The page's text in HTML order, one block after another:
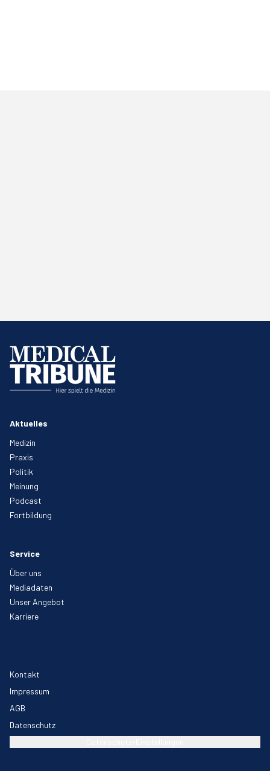
Aktuelles
Medizin
Praxis
Politik
Meinung
Podcast
Fortbildung
Service
Über uns
Mediadaten
Unser Angebot
Karriere
Kontakt
Impressum
AGB
Datenschutz